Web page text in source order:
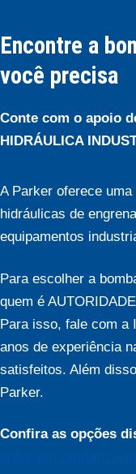
Encontre a
você precisa
Conte com o apoio
HIDRÁULICA
A Parker oferece
hidráulicas de
equipamentos
Para escolher a
quem é
Para isso, fale com a
anos de experiência
satisfeitos. Além
Parker.
Confira as opções